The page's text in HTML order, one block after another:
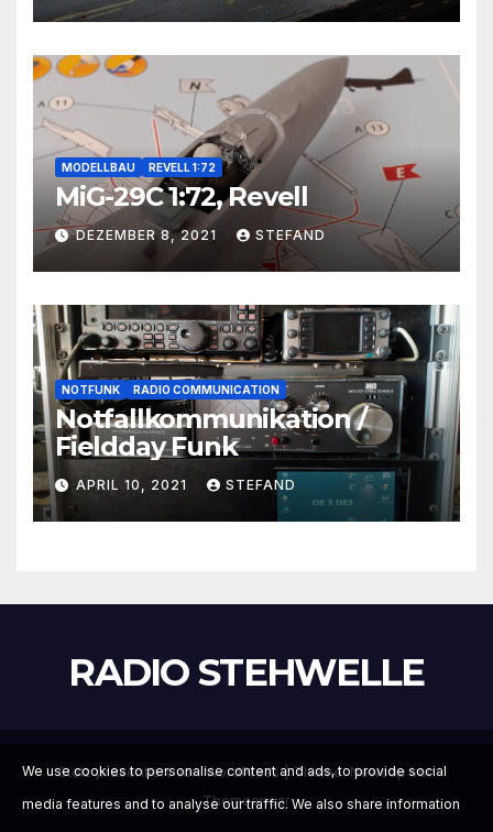
MODELLBAU REVELL 1:72
MiG-29C 1:72, Revell
DEZEMBER 8, 2021 STEFAND
NOTFUNK RADIO COMMUNICATION
Notfallkommunikation /
Fieldday Funk
APRIL 10, 2021 STEFAND
RADIO STEHWELLE
Stolz präsentiert von WordPress|Theme:Newsupvon
Themeansar
We use cookies to personalise content and ads, to provide social
media features and to analyse our traffic. We also share information